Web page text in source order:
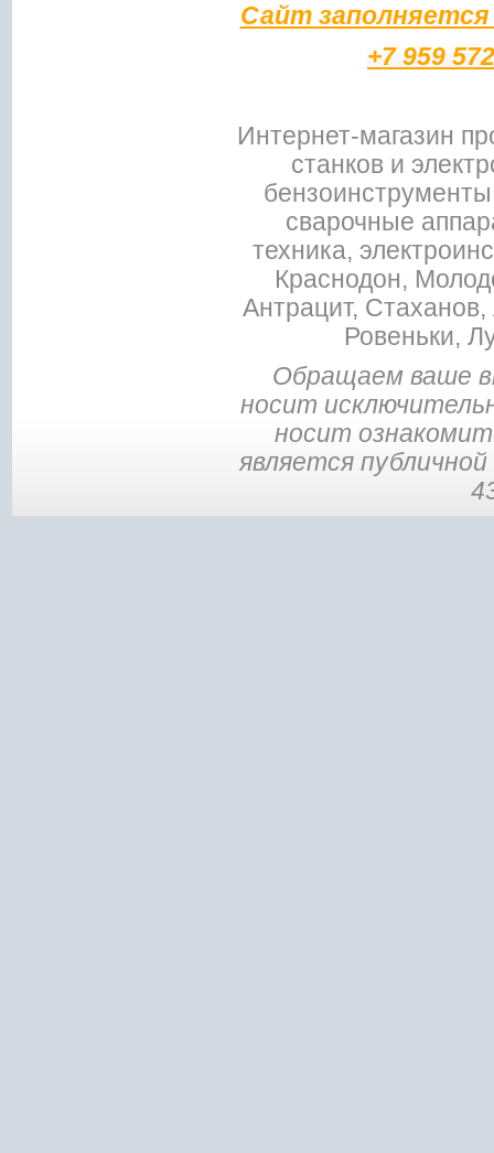
Сайт
+7 959
Интернет-магазин
станков и
сварочные
техника,
Краснодон,
Антрацит,
Ровеньки,
Обращаем ваше
носит
носит
является